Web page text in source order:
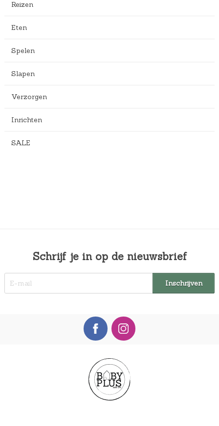
Reizen
Eten
Spelen
Slapen
Verzorgen
Inrichten
SALE
Schrijf je in op de nieuwsbrief